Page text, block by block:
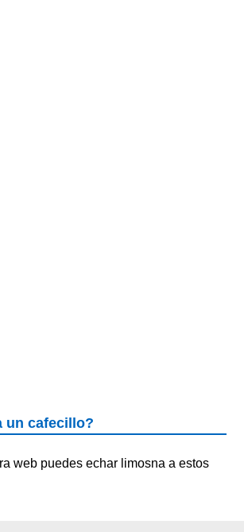
un cafecillo?
web puedes echar limosna a estos